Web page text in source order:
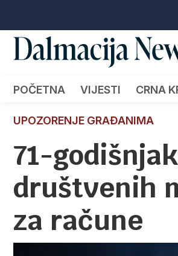
POČETNA VIJESTI CRNA
UPOZORENJE GRAĐANIMA
71-
društvenih
za račune